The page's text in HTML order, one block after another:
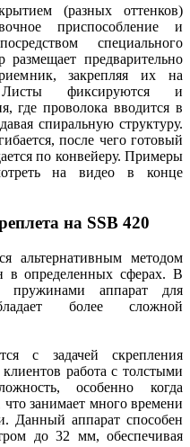
(разных оттенков)
приспособление и
специального
предварительно
закрепляя их на
Листы фиксируются и
где проволока вводится в
спиральную структуру.
после чего готовый
по конвейеру. Примеры
на видео в конце
на SSB 420
альтернативным методом
в определенных сферах. В
пружинами аппарат для
более сложной
с задачей скрепления
работа с толстыми
особенно когда
что занимает много времени
Данный аппарат способен
до 32 мм, обеспечивая